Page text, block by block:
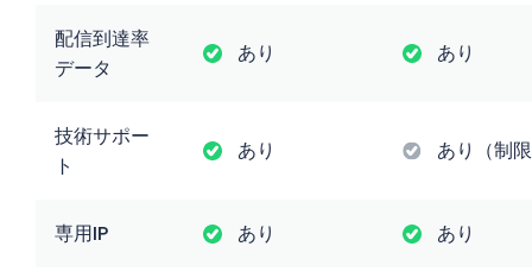
配信到達率
データ
あり あり
技術サポー
ト
あり あり（制
専用IP あり あり